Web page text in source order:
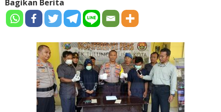
Bagikan Berita